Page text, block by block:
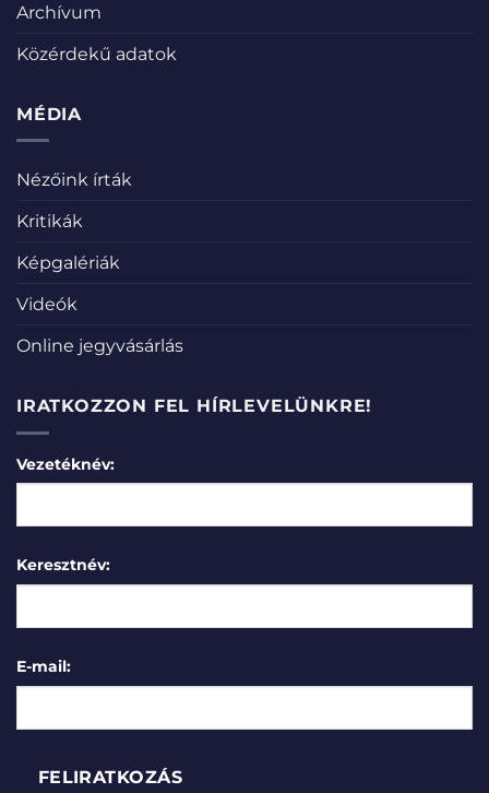
Archívum
Közérdekű adatok
MÉDIA
Nézőink írták
Kritikák
Képgalériák
Videók
Online jegyvásárlás
IRATKOZZON FEL HÍRLEVELÜNKRE!
Vezetéknév:
Keresztnév:
E-mail: